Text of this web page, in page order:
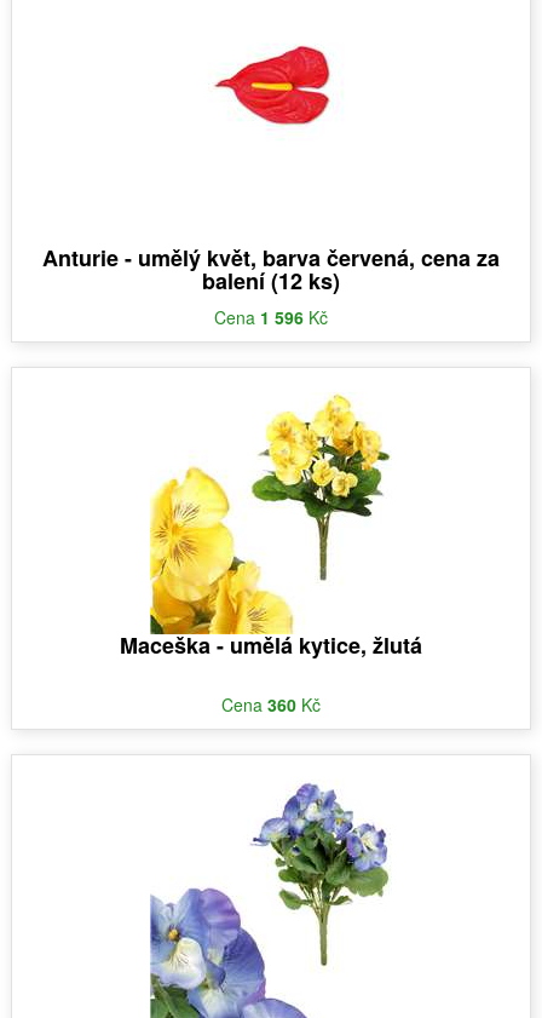
Anturie - umělý květ, barva červená, cena za
balení (12 ks)
Cena 1 596 Kč
Maceška - umělá kytice, žlutá
Cena 360 Kč